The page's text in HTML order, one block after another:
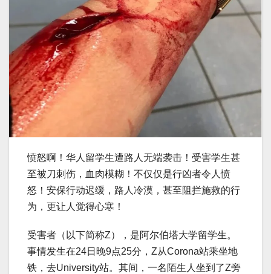
愤怒啊！华人留学生遭路人无端袭击！受害学生甚
至被刀刺伤，血肉模糊！不仅仅是行凶者令人愤
怒！安保行动迟缓，路人冷漠，甚至阻拦施救的行
为，更让人觉得心寒！
受害者（以下简称Z），是阿尔伯塔大学留学生。
事情发生在24日晚9点25分，Z从Corona站乘坐地
铁，去University站。其间，一名陌生人坐到了Z旁